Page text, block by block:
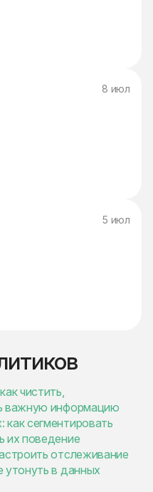
8 июл
5 июл
чистить,
важную информацию
сегментировать
их поведение
отслеживание
утонуть в данных